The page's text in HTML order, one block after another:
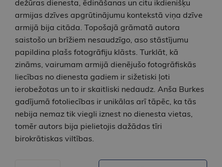
dežūras dienesta, ēdināšanas un citu ikdienišķu
armijas dzīves apgrūtinājumu kontekstā viņa dzīve
armijā bija citāda. Topošajā grāmatā autora
saistošo un brīžiem nesaudzīgo, aso stāstījumu
papildina plašs fotogrāfiju klāsts. Turklāt, kā
zināms, vairumam armijā dienējušo fotogrāfiskās
liecības no dienesta gadiem ir sižetiski ļoti
ierobežotas un to ir skaitliski nedaudz. Anša Burkes
gadījumā fotoliecības ir unikālas arī tāpēc, ka tās
nebija nemaz tik viegli iznest no dienesta vietas,
tomēr autors bija pielietojis dažādas tīri
birokrātiskas viltības.